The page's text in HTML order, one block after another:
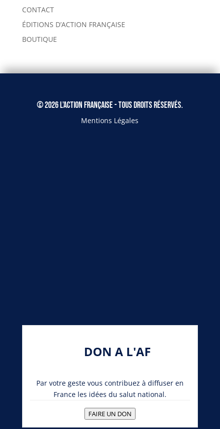
CONTACT
ÉDITIONS D’ACTION FRANÇAISE
BOUTIQUE
© 2026 L'Action Française - Tous droits réservés.
Mentions Légales
DON A L'AF
Par votre geste vous contribuez à diffuser en
France les idées du salut national.
FAIRE UN DON